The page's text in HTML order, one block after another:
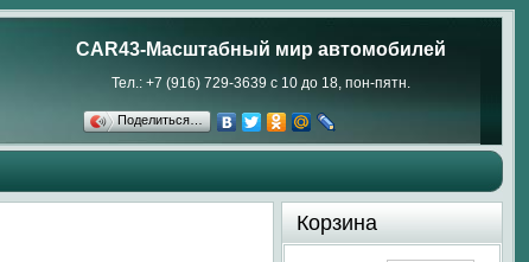
CAR43-Масштабный мир автомобилей
Тел.: +7 (916) 729-3639 с 10 до 18, пон-пятн.
Поделиться…
Корзина